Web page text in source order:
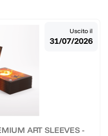
ART SLEEVES -
Uscito il
31/07/2026